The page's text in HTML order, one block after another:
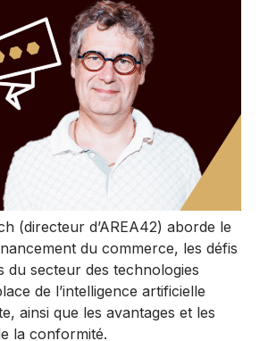
(directeur d’AREA42) aborde le
du commerce, les défis
du secteur des technologies
de l’intelligence artificielle
ainsi que les avantages et les
la conformité.